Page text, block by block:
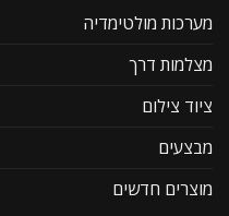
מערכות מולטימדיה
מצלמות דרך
ציוד צילום
מבצעים
מוצרים חדשים